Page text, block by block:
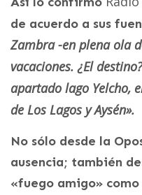
de acuerdo a sus
Zambra -en plena ola
vacaciones. ¿El
apartado lago Yelcho,
de Los Lagos y Aysén».
No sólo desde la
ausencia; también
«fuego amigo» como